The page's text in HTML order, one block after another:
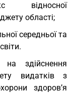
відносної
області;
середньої та
на здійснення
видатків з
здоров’я